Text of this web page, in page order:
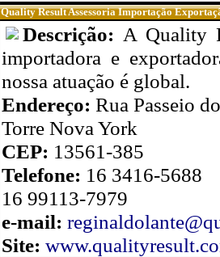
Quality Result Assessoria Importação
Descrição: A Quality
importadora e
nossa atuação é global.
Endereço: Rua Passeio
Torre Nova York
CEP: 13561-385
Telefone: 16 3416-5688
16 99113-7979
e-mail:
Site: